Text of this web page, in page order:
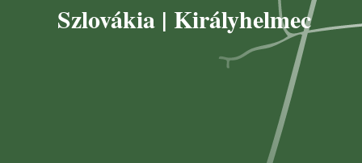
Szlovákia | Királyhelmec